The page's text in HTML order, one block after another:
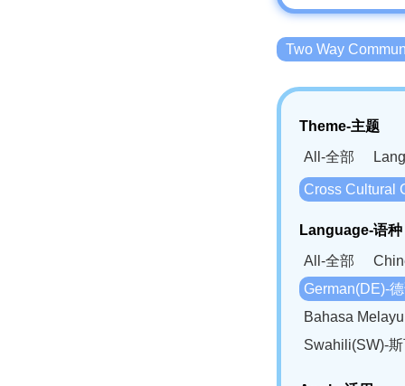
Two Way
Theme-主题
All-全部
Cross Cultural
Language-语种
All-全部
German(DE)-
Bahasa
Swahili(SW)-